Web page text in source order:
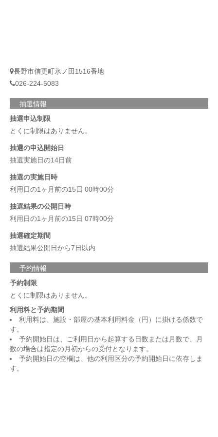
長野市信更町氷ノ田1516番地
026-224-5083
抽選情報
抽選申込制限
とくに制限はありません。
抽選の申込開始日
抽選実施日の14日前
抽選の実施日時
利用日の1ヶ月前の15日 00時00分
抽選結果の公開日時
利用日の1ヶ月前の15日 07時00分
抽選確定期間
抽選結果公開日から7日以内
予約情報
予約制限
とくに制限はありません。
利用料と予約期間
利用料は、施設・部屋の基本利用料金（円）に掛ける係数で
す。
予約開始日は、ご利用日から起算する日数または月数で、月
数の場合は指定の月初からの受付となります。
予約開始日の空欄は、他の利用区分の予約開始日に依存しま
す。